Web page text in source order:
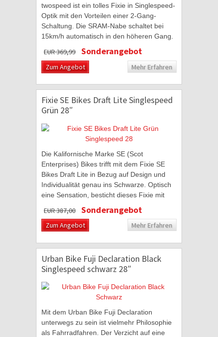
twospeed ist ein tolles Fixie in Singlespeed-
Optik mit den Vorteilen einer 2-Gang-
Schaltung. Die SRAM-Nabe schaltet bei
15km/h automatisch in den höheren Gang.
Dies bedarf etwas Übung, da der Biker sich
mit...
EUR 369,99 Sonderangebot
Zum Angebot Mehr Erfahren
Fixie SE Bikes Draft Lite Singlespeed
Grün 28″
Die Kalifornische Marke SE (Scot
Enterprises) Bikes trifft mit dem Fixie SE
Bikes Draft Lite in Bezug auf Design und
Individualität genau ins Schwarze. Optisch
eine Sensation, besticht dieses Fixie mit
EUR 387,00 Sonderangebot
Zum Angebot Mehr Erfahren
Urban Bike Fuji Declaration Black
Singlespeed schwarz 28″
Mit dem Urban Bike Fuji Declaration
unterwegs zu sein ist vielmehr Philosophie
als Fahrradfahren. Der Verzicht auf eine